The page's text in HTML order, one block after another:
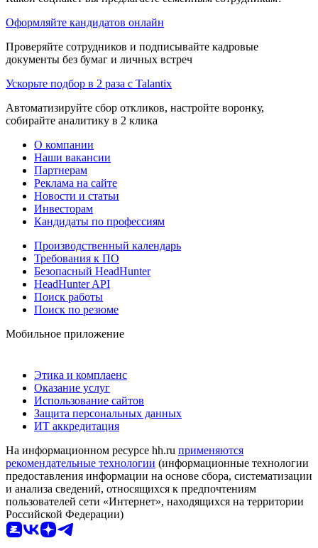
Оформляйте кандидатов онлайн
Проверяйте сотрудников и подписывайте кадровые
документы без бумаг и личных встреч
Ускорьте подбор в 2 раза с Talantix
Автоматизируйте сбор откликов, настройте воронку,
собирайте аналитику в 2 клика
О компании
Наши вакансии
Партнерам
Реклама на сайте
Новости и статьи
Инвесторам
Кандидаты по профессиям
Производственный календарь
Требования к ПО
Безопасный HeadHunter
HeadHunter API
Поиск работы
Поиск по резюме
Мобильное приложение
Этика и комплаенс
Оказание услуг
Использование сайтов
Защита персональных данных
ИТ аккредитация
На информационном ресурсе hh.ru применяются
рекомендательные технологии (информационные технологии
предоставления информации на основе сбора, систематизации
и анализа сведений, относящихся к предпочтениям
пользователей сети «Интернет», находящихся на территории
Российской Федерации)